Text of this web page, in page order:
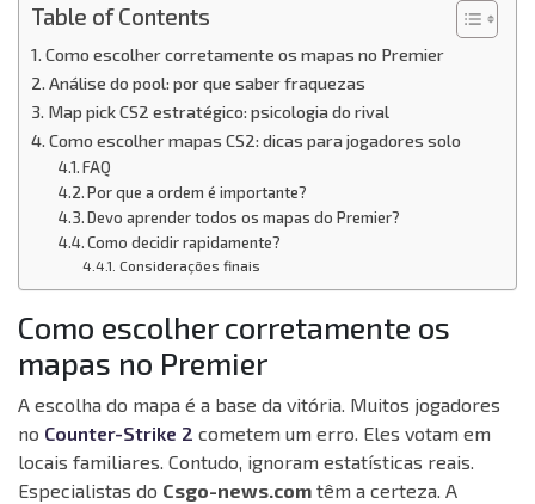
Table of Contents
Como escolher corretamente os mapas no Premier
Análise do pool: por que saber fraquezas
Map pick CS2 estratégico: psicologia do rival
Como escolher mapas CS2: dicas para jogadores solo
FAQ
Por que a ordem é importante?
Devo aprender todos os mapas do Premier?
Como decidir rapidamente?
Considerações finais
Como escolher corretamente os
mapas no Premier
A escolha do mapa é a base da vitória. Muitos jogadores
no Counter-Strike 2 cometem um erro. Eles votam em
locais familiares. Contudo, ignoram estatísticas reais.
Especialistas do Csgo-news.com têm a certeza. A